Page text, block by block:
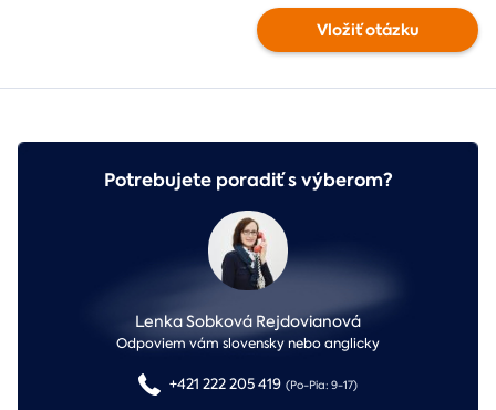
Vložiť otázku
Potrebujete poradiť s výberom?
Lenka Sobková Rejdovianová
Odpoviem vám slovensky nebo anglicky
+421 222 205 419 (Po-Pia: 9-17)